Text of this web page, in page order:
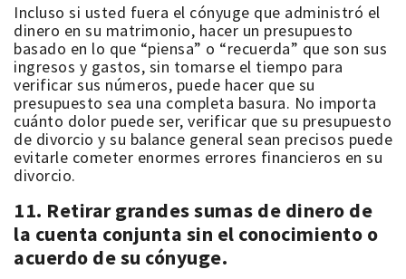
Incluso si usted fuera el cónyuge que administró el
dinero en su matrimonio, hacer un presupuesto
basado en lo que “piensa” o “recuerda” que son sus
ingresos y gastos, sin tomarse el tiempo para
verificar sus números, puede hacer que su
presupuesto sea una completa basura. No importa
cuánto dolor puede ser, verificar que su presupuesto
de divorcio y su balance general sean precisos puede
evitarle cometer enormes errores financieros en su
divorcio.
11. Retirar grandes sumas de dinero de
la cuenta conjunta sin el conocimiento o
acuerdo de su cónyuge.